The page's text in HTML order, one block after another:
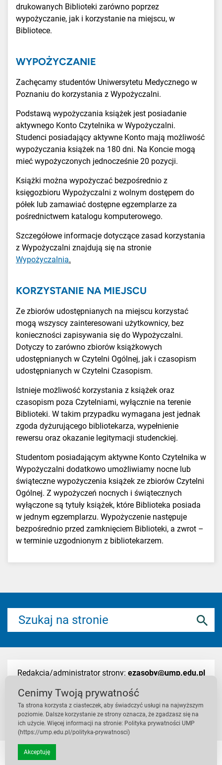
drukowanych Biblioteki zarówno poprzez
wypożyczanie, jak i korzystanie na miejscu, w
Bibliotece.
WYPOŻYCZANIE
Zachęcamy studentów Uniwersytetu Medycznego w
Poznaniu do korzystania z Wypożyczalni.
Podstawą wypożyczania książek jest posiadanie
aktywnego Konto Czytelnika w Wypożyczalni.
Studenci posiadający aktywne Konto mają możliwość
wypożyczania książek na 180 dni. Na Koncie mogą
mieć wypożyczonych jednocześnie 20 pozycji.
Książki można wypożyczać bezpośrednio z
księgozbioru Wypożyczalni z wolnym dostępem do
półek lub zamawiać dostępne egzemplarze za
pośrednictwem katalogu komputerowego.
Szczegółowe informacje dotyczące zasad korzystania
z Wypożyczalni znajdują się na stronie
Wypożyczalnia.
KORZYSTANIE NA MIEJSCU
Ze zbiorów udostępnianych na miejscu korzystać
mogą wszyscy zainteresowani użytkownicy, bez
konieczności zapisywania się do Wypożyczalni.
Dotyczy to zarówno zbiorów książkowych
udostępnianych w Czytelni Ogólnej, jak i czasopism
udostępnianych w Czytelni Czasopism.
Istnieje możliwość korzystania z książek oraz
czasopism poza Czytelniami, wyłącznie na terenie
Biblioteki. W takim przypadku wymagana jest jednak
zgoda dyżurującego bibliotekarza, wypełnienie
rewersu oraz okazanie legitymacji studenckiej.
Studentom posiadającym aktywne Konto Czytelnika w
Wypożyczalni dodatkowo umożliwiamy nocne lub
świąteczne wypożyczenia książek ze zbiorów Czytelni
Ogólnej. Z wypożyczeń nocnych i świątecznych
wyłączone są tytuły książek, które Biblioteka posiada
w jednym egzemplarzu. Wypożyczenie następuje
bezpośrednio przed zamknięciem Biblioteki, a zwrot –
w terminie uzgodnionym z bibliotekarzem.
Redakcja/administrator strony: ezasoby@ump.edu.pl
Deklaracja dostępności/Polityka prywatności
Cenimy Twoją prywatność
Ta strona korzysta z ciasteczek, aby świadczyć usługi na najwyższym
poziomie. Dalsze korzystanie ze strony oznacza, że zgadzasz się na
ich użycie. Więcej informacji na stronie: Polityka prywatności UMP
(https://ump.edu.pl/polityka-prywatnosci)
Akceptuję